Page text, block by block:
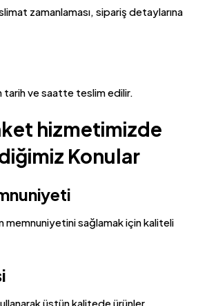
zamanlaması, sipariş detaylarına
tarih ve saatte teslim edilir.
hizmetimizde
Konular
memnuniyetini sağlamak için kaliteli
üstün kalitede ürünler